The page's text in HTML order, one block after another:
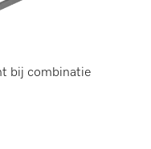
bij combinatie